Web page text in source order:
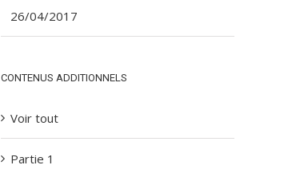
26/04/2017
CONTENUS ADDITIONNELS
Voir tout
Partie 1